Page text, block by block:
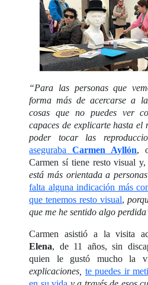
“Para las personas que
forma más de acercarse a
cosas que no puedes ver
capaces de explicarte hasta el
poder tocar las
asegurabaCarmen Ayllón,
Carmen sí tiene resto visual y,
está más orientada a
falta alguna indicación más
que tenemos resto visual,
que me he sentido algo
Carmen asistió a la visita
Elena, de 11 años, sin
quien le gustó mucho la
explicaciones, te puedes ir